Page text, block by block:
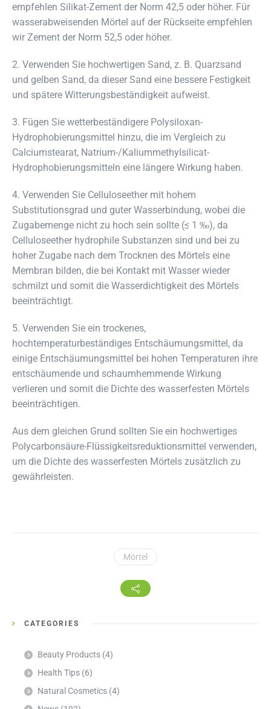
empfehlen Silikat-Zement der Norm 42,5 oder höher. Für
wasserabweisenden Mörtel auf der Rückseite empfehlen
wir Zement der Norm 52,5 oder höher.
2. Verwenden Sie hochwertigen Sand, z. B. Quarzsand
und gelben Sand, da dieser Sand eine bessere Festigkeit
und spätere Witterungsbeständigkeit aufweist.
3. Fügen Sie wetterbeständigere Polysiloxan-
Hydrophobierungsmittel hinzu, die im Vergleich zu
Calciumstearat, Natrium-/Kaliummethylsilicat-
Hydrophobierungsmitteln eine längere Wirkung haben.
4. Verwenden Sie Celluloseether mit hohem
Substitutionsgrad und guter Wasserbindung, wobei die
Zugabemenge nicht zu hoch sein sollte (≤ 1 ‰), da
Celluloseether hydrophile Substanzen sind und bei zu
hoher Zugabe nach dem Trocknen des Mörtels eine
Membran bilden, die bei Kontakt mit Wasser wieder
schmilzt und somit die Wasserdichtigkeit des Mörtels
beeinträchtigt.
5. Verwenden Sie ein trockenes,
hochtemperaturbeständiges Entschäumungsmittel, da
einige Entschäumungsmittel bei hohen Temperaturen ihre
entschäumende und schaumhemmende Wirkung
verlieren und somit die Dichte des wasserfesten Mörtels
beeinträchtigen.
Aus dem gleichen Grund sollten Sie ein hochwertiges
Polycarbonsäure-Flüssigkeitsreduktionsmittel verwenden,
um die Dichte des wasserfesten Mörtels zusätzlich zu
gewährleisten.
Mörtel
CATEGORIES
Beauty Products (4)
Health Tips (6)
Natural Cosmetics (4)